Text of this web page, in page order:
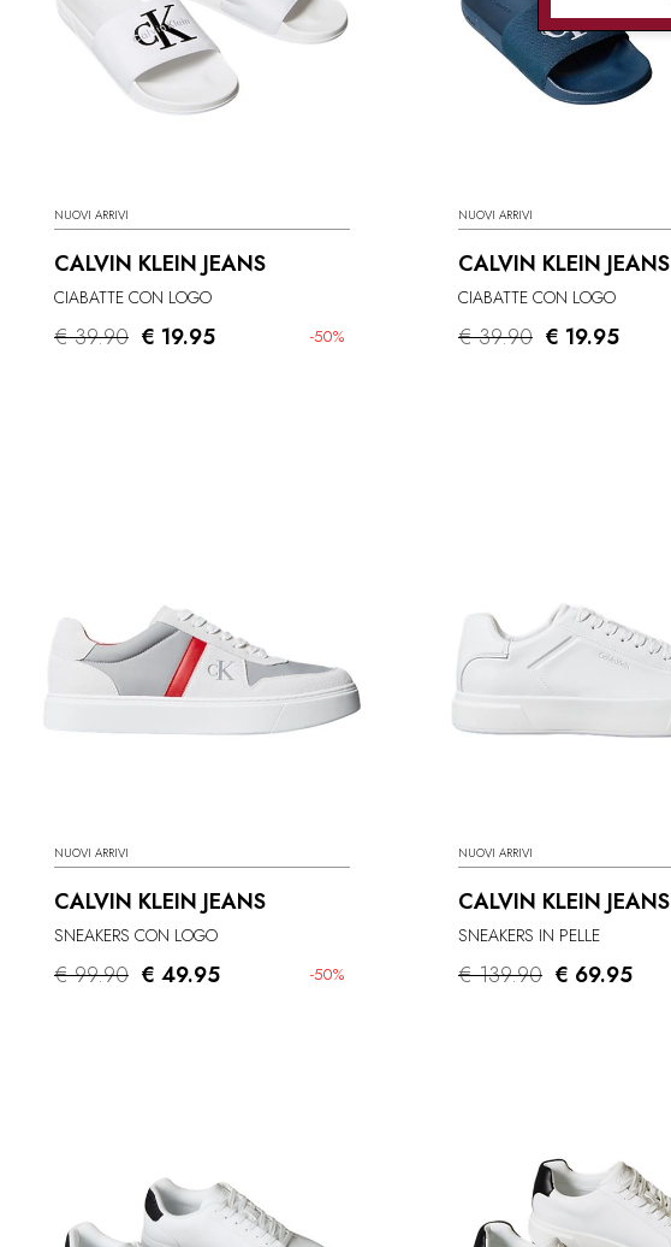
NUOVI ARRIVI
CALVIN KLEIN JEANS
CIABATTE CON LOGO
€ 39.90 -50%
€ 19.95
NUOVI ARRIVI
CALVIN KLEIN JEANS
CIABATTE CON LOGO
€ 39.90 € 19.95
NUOVI ARRIVI
CALVIN KLEIN JEANS
SNEAKERS CON LOGO
€ 99.90 -50%
€ 49.95
NUOVI ARRIVI
CALVIN KLEIN JEANS
SNEAKERS IN PELLE
€ 139.90 € 69.95